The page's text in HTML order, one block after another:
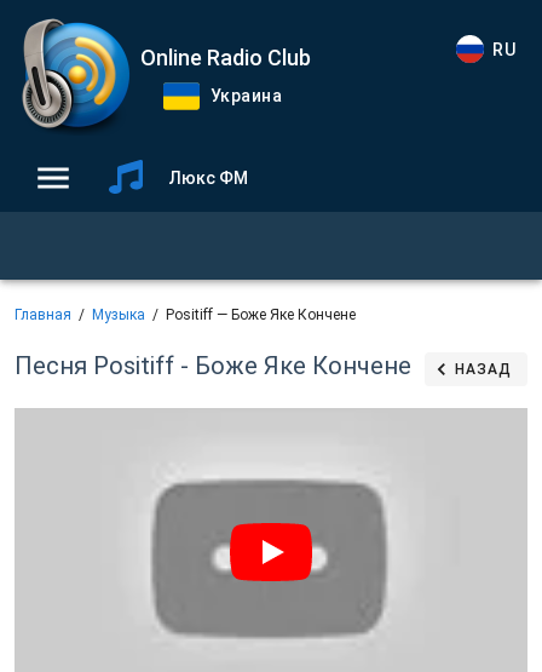
Online Radio Club
Украина
RU
Люкс ФМ
Главная Музыка Positiff — Боже Яке Кончене
Песня Positiff - Боже Яке Кончене НАЗАД